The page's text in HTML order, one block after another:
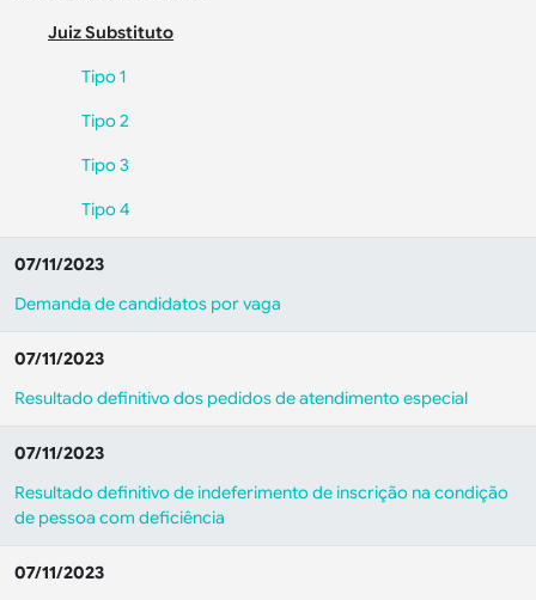
Juiz Substituto
Tipo 1
Tipo 2
Tipo 3
Tipo 4
07/11/2023
Demanda de candidatos por vaga
07/11/2023
Resultado definitivo dos pedidos de atendimento especial
07/11/2023
Resultado definitivo de indeferimento de inscrição na condição
de pessoa com deficiência
07/11/2023